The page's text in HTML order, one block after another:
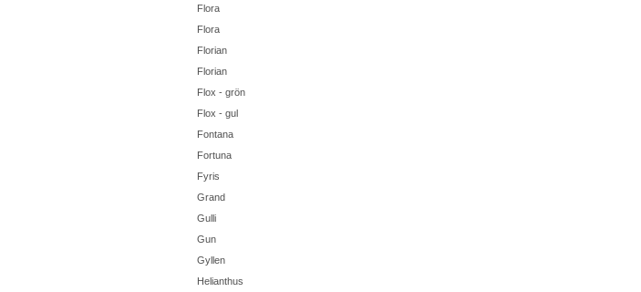
Flora
Flora
Florian
Florian
Flox - grön
Flox - gul
Fontana
Fortuna
Fyris
Grand
Gulli
Gun
Gyllen
Helianthus